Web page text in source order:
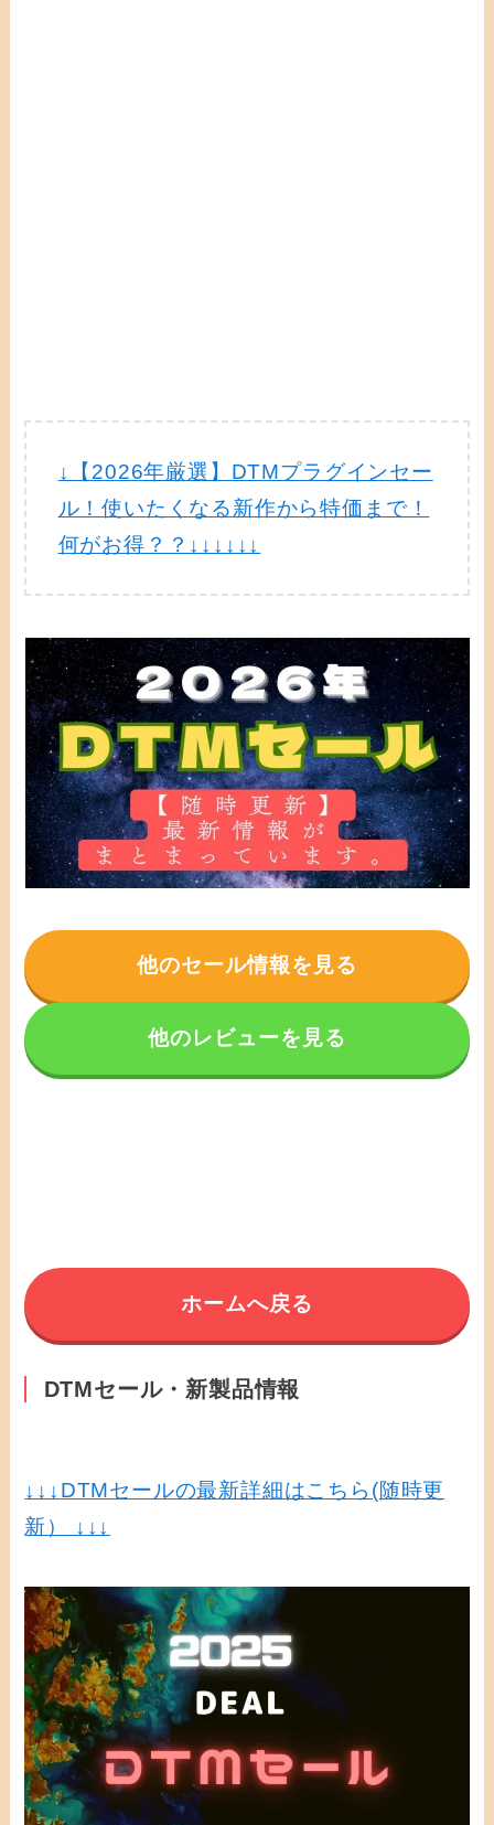
↓【2026年厳選】DTMプラグインセー
ル！使いたくなる新作から特価まで！
何がお得？？↓↓↓↓↓↓
他のセール情報を見る
他のレビューを見る
ホームへ戻る
DTMセール・新製品情報
↓↓↓ DTMセールの最新詳細はこちら(随時更
新） ↓↓↓